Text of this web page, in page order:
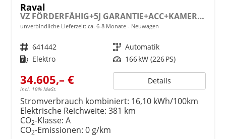
Raval
VZ FÖRDERFÄHIG+5J GARANTIE+ACC+KAMERA+19" ALU+DCC+LED+PDC+KESSY
unverbindliche Lieferzeit: ca. 6-8 Monate Neuwagen
Fahrzeugnr. 641442 Getriebe Automatik
Kraftstoff Elektro Leistung 166 kW (226 PS)
34.605,– €
incl. 19% MwSt.
Details
Stromverbrauch kombiniert: 16,10 kWh/100km
Elektrische Reichweite: 381 km
CO2-Klasse: A
CO2-Emissionen: 0 g/km